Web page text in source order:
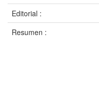
Editorial :
Resumen :